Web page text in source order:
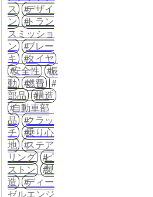
ス
デザイ
ン
トラン
スミッショ
ン
ブレー
キ
タイヤ
安全性
振
動
燃費
部品
構造
自動車部
品
クラッ
チ
乗り心
地
ステア
リング
ピ
ストン
製
造
ディー
ゼルエンジ